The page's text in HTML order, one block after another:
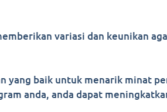
variasi dan keunikan
yang baik untuk menarik minat
anda, anda dapat